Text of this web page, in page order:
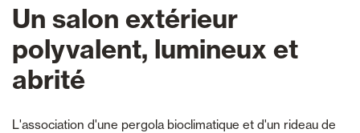
Un salon extérieur
polyvalent, lumineux et
abrité
L'association d'une pergola bioclimatique et d'un rideau de